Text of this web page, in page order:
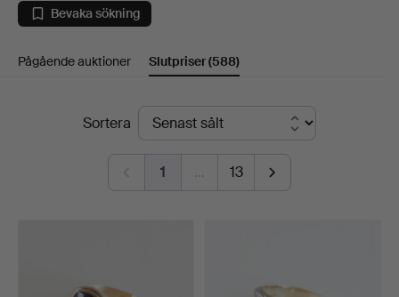
Ädelstenar
Danmark
Bevaka sökning
Pågående auktioner Slutpriser(588)
SlutpriserSortera
1 … 13